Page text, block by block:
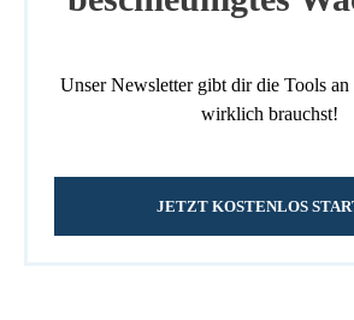
Unser Newsletter gibt dir die Tools
wirklich brauchst!
JETZT KOSTENLOS